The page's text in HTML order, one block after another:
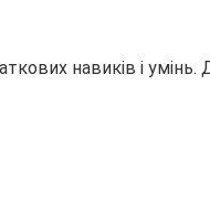
навиків і